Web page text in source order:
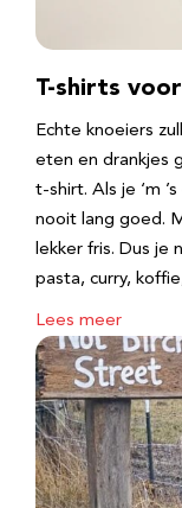
T-shirts
Echte knoeiers
eten en drankjes
t-shirt. Als je ‘m
nooit lang goed.
lekker fris. Dus je
pasta, curry,
Lees meer